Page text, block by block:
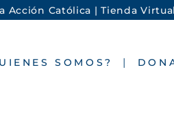
Acción Católica |Tienda
SOMOS?